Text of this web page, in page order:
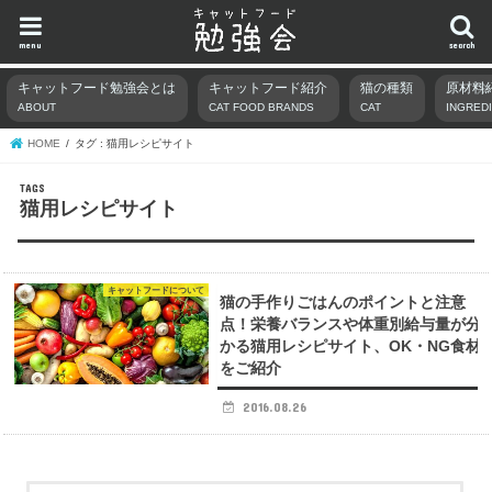
search
menu
キャットフード勉強会とは
ABOUT
キャットフード紹介
CAT FOOD BRANDS
猫の種類
CAT
原材料
HOME タグ : 猫用レシピサイト
猫用レシピサイト
キャットフードについて
猫の手作りごはんのポイントと注意
点！栄養バランスや体重別給与量が分
かる猫用レシピサイト、OK・NG食材
をご紹介
2016.08.26